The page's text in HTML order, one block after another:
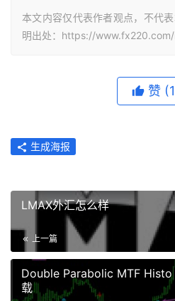
本文内容仅代表作者观点，不代
明出处：https://
赞
生成海报
LMAX外汇怎么样
上一篇
Double Parabolic MTF Histo
载